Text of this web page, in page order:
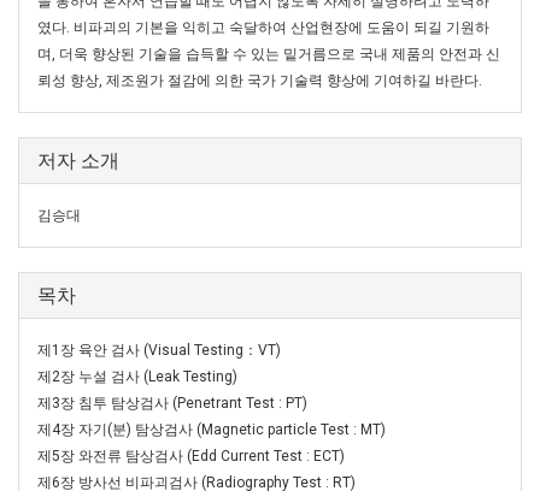
였다. 비파괴의 기본을 익히고 숙달하여 산업현장에 도움이 되길 기원하
며, 더욱 향상된 기술을 습득할 수 있는 밑거름으로 국내 제품의 안전과 신
뢰성 향상, 제조원가 절감에 의한 국가 기술력 향상에 기여하길 바란다.
저자 소개
김승대
목차
제1장 육안 검사 (Visual Testing：VT)
제2장 누설 검사 (Leak Testing)
제3장 침투 탐상검사 (Penetrant Test : PT)
제4장 자기(분) 탐상검사 (Magnetic particle Test : MT)
제5장 와전류 탐상검사 (Edd Current Test : ECT)
제6장 방사선 비파괴검사 (Radiography Test : RT)